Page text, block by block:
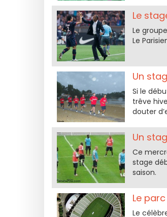
Le
Le
Le
Un
Si le
trêve
douter
Un
Ce
stage
saison.
Le
Le